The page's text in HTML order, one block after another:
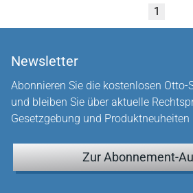
1
Newsletter
Abonnieren Sie die kostenlosen
und bleiben Sie über aktuelle
Gesetzgebung und
Zur Abonnement-